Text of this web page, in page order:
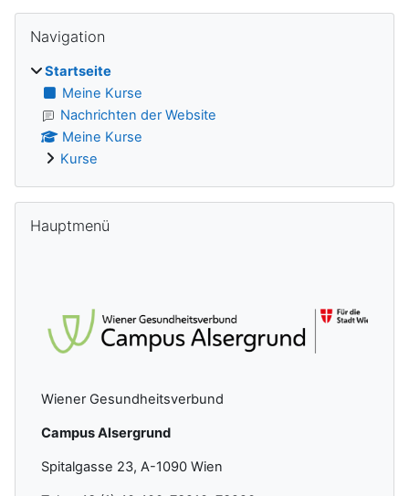
Navigation
Startseite
Meine Kurse
Nachrichten der Website
Meine Kurse
Kurse
Hauptmenü
Wiener Gesundheitsverbund
Campus Alsergrund
Spitalgasse 23, A-1090 Wien